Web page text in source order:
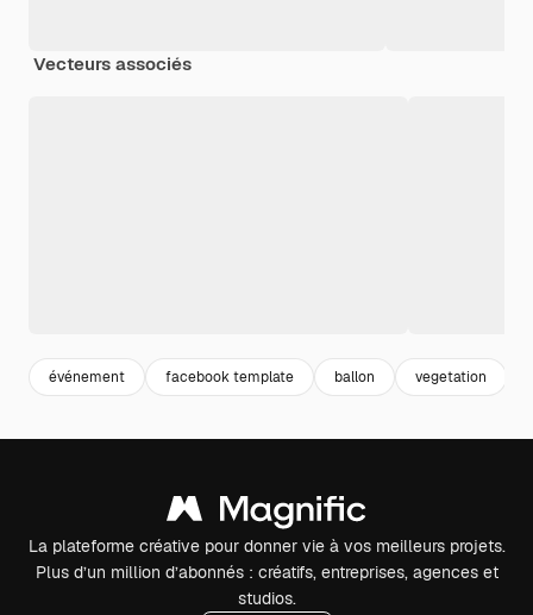
Vecteurs associés
événement facebook template ballon vegetation
La plateforme créative pour donner vie à vos meilleurs projets.
Plus d’un million d’abonnés : créatifs, entreprises, agences et
studios.